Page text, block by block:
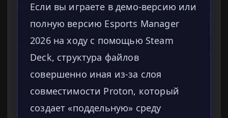
Если вы играете в демо-версию или
полную версию Esports Manager
2026 на ходу с помощью Steam
Deck, структура файлов
совершенно иная из-за слоя
совместимости Proton, который
создает «поддельную» среду